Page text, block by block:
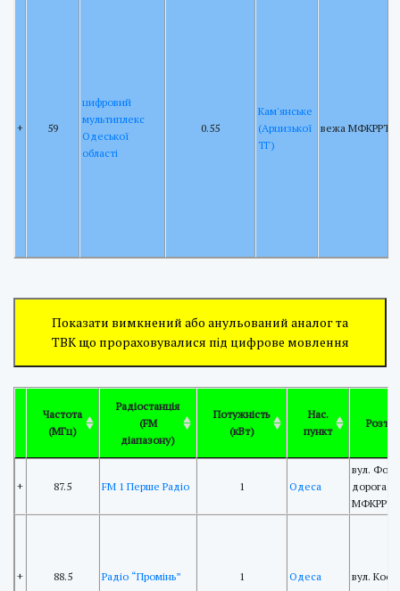
+ 59
цифровий
мультиплекс
Одеської
області
0.55
Кам'янське
(Арцизької
ТГ)
вежа МФКРРТ
Показати вимкнений або анульований аналог та
ТВК що прораховувалися під цифрове мовлення
Частота
(МГц)
Радіостанція
(FM
діапазону)
Потужність
(кВт)
Нас.
пункт
+ 87.5 FM 1 Перше Радіо 1 Одеса
вул.
дорога
МФКРРТ
+ 88.5 Радіо “Промінь” 1 Одеса вул.